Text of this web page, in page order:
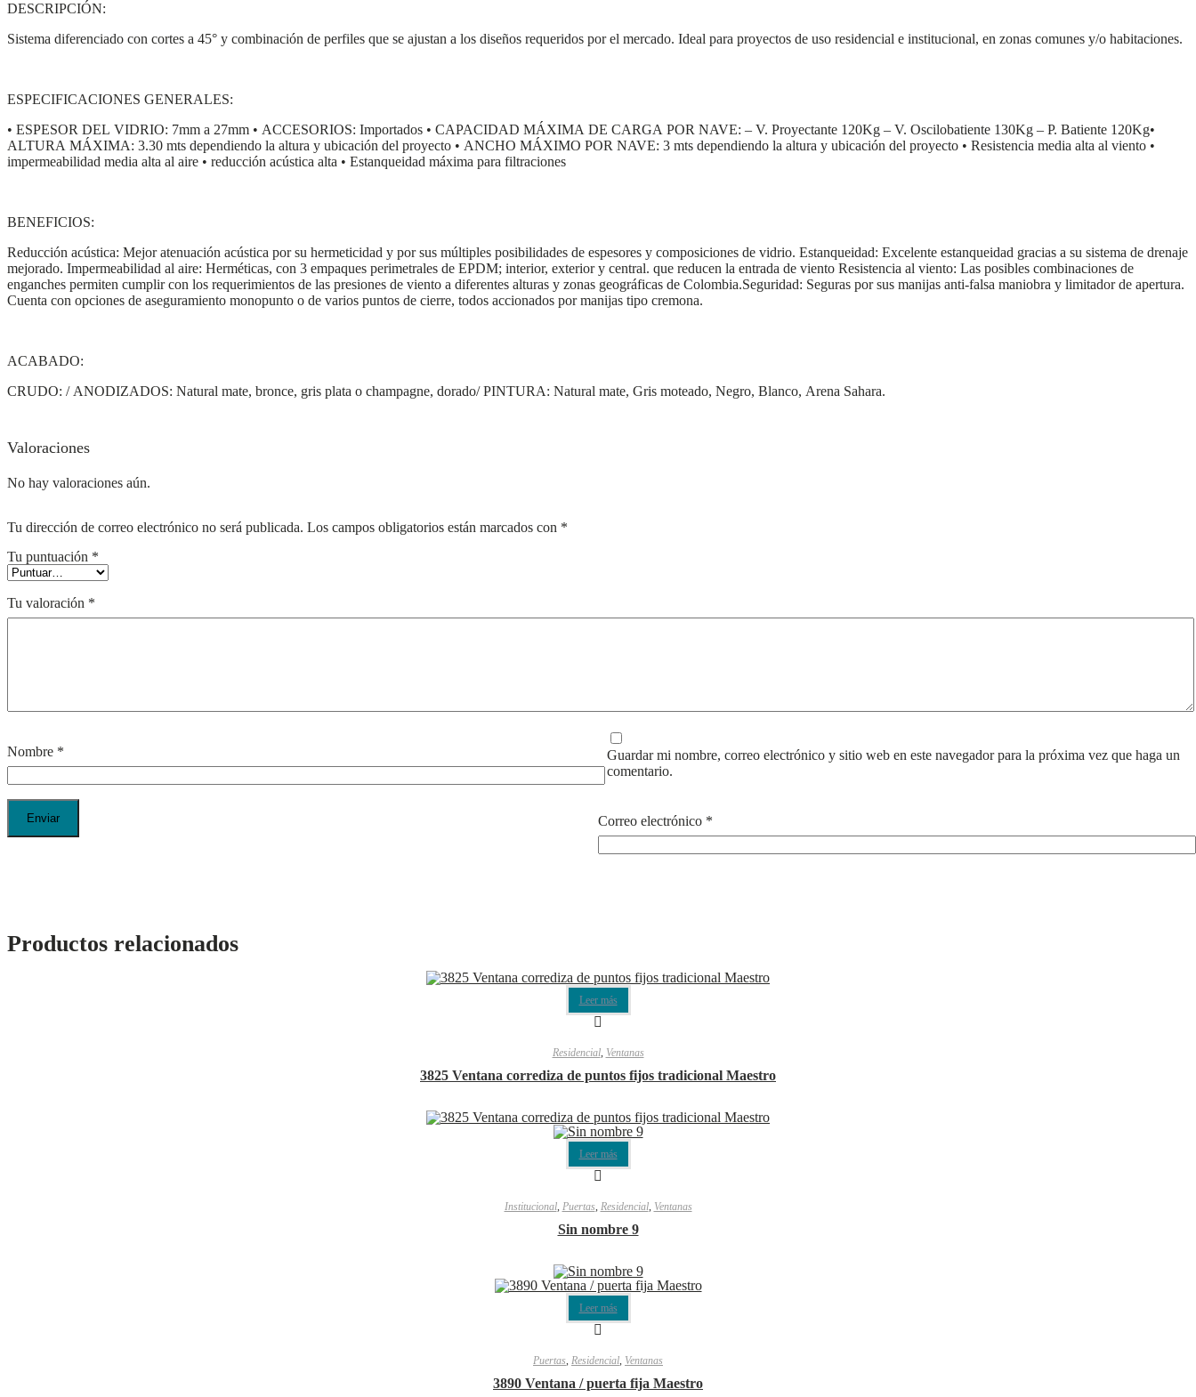
DESCRIPCIÓN:
Sistema diferenciado con cortes a 45° y combinación de perfiles que se ajustan a los diseños requeridos por el mercado. Ideal para proyectos de uso residencial e institucional, en zonas comunes y/o habitaciones.
ESPECIFICACIONES GENERALES:
• ESPESOR DEL VIDRIO: 7mm a 27mm • ACCESORIOS: Importados • CAPACIDAD MÁXIMA DE CARGA POR NAVE: – V. Proyectante 120Kg – V. Oscilobatiente 130Kg – P. Batiente 120Kg•
ALTURA MÁXIMA: 3.30 mts dependiendo la altura y ubicación del proyecto • ANCHO MÁXIMO POR NAVE: 3 mts dependiendo la altura y ubicación del proyecto • Resistencia media alta al viento •
impermeabilidad media alta al aire • reducción acústica alta • Estanqueidad máxima para filtraciones
BENEFICIOS:
Reducción acústica: Mejor atenuación acústica por su hermeticidad y por sus múltiples posibilidades de espesores y composiciones de vidrio. Estanqueidad: Excelente estanqueidad gracias a su sistema de drenaje
mejorado. Impermeabilidad al aire: Herméticas, con 3 empaques perimetrales de EPDM; interior, exterior y central. que reducen la entrada de viento Resistencia al viento: Las posibles combinaciones de
enganches permiten cumplir con los requerimientos de las presiones de viento a diferentes alturas y zonas geográficas de Colombia.Seguridad: Seguras por sus manijas anti-falsa maniobra y limitador de apertura.
Cuenta con opciones de aseguramiento monopunto o de varios puntos de cierre, todos accionados por manijas tipo cremona.
ACABADO:
CRUDO: / ANODIZADOS: Natural mate, bronce, gris plata o champagne, dorado/ PINTURA: Natural mate, Gris moteado, Negro, Blanco, Arena Sahara.
Valoraciones
No hay valoraciones aún.
Tu dirección de correo electrónico no será publicada. Los campos obligatorios están marcados con *
Tu puntuación *
Tu valoración *
Nombre *
Correo electrónico *
Guardar mi nombre, correo electrónico y sitio web en este navegador para la próxima vez que haga un
comentario.
Productos relacionados
Leer más
Residencial, Ventanas
3825 Ventana corrediza de puntos fijos tradicional Maestro
Leer más
Institucional, Puertas, Residencial, Ventanas
Sin nombre 9
Leer más
Puertas, Residencial, Ventanas
3890 Ventana / puerta fija Maestro